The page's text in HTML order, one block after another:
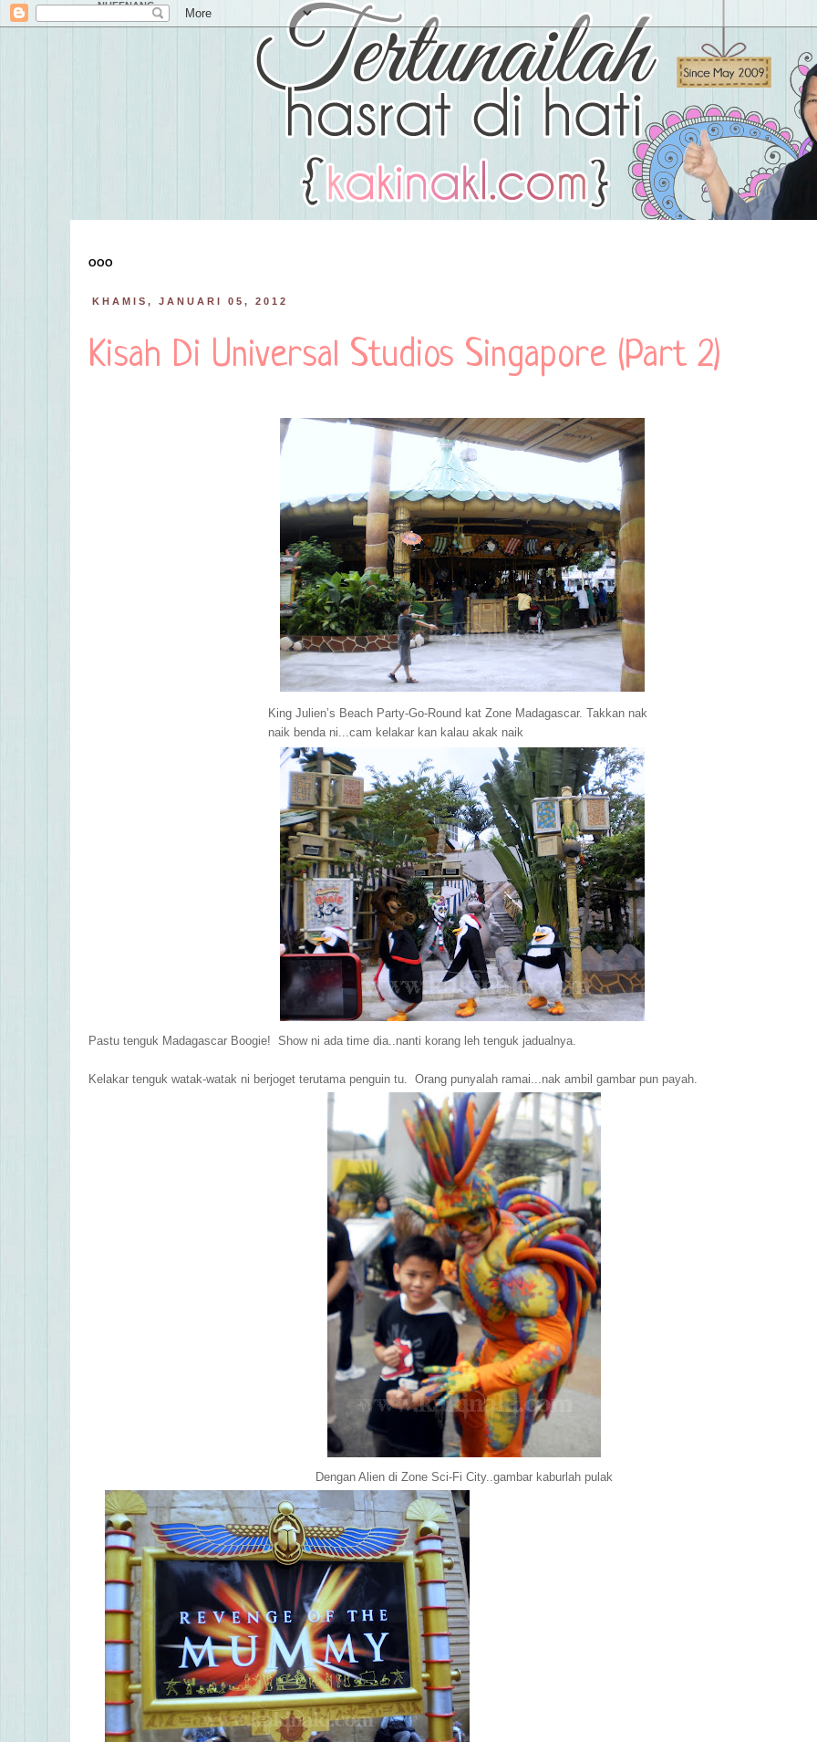
NUFFNANG
OOO
KHAMIS, JANUARI 05, 2012
Kisah Di Universal Studios Singapore (Part 2)
King Julien’s Beach Party-Go-Round kat Zone Madagascar. Takkan nak
naik benda ni...cam kelakar kan kalau akak naik
Pastu tenguk Madagascar Boogie! Show ni ada time dia..nanti korang leh tenguk jadualnya.
Kelakar tenguk watak-watak ni berjoget terutama penguin tu. Orang punyalah ramai...nak ambil gambar pun payah.
Dengan Alien di Zone Sci-Fi City..gambar kaburlah pulak